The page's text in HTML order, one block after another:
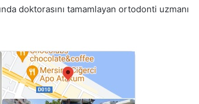
doktorasını tamamlayan ortodonti uzmanı